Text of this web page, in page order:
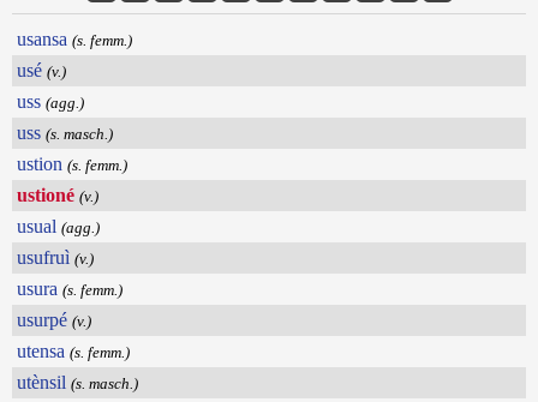
usansa (s. femm.)
usé (v.)
uss (agg.)
uss (s. masch.)
ustion (s. femm.)
ustioné (v.)
usual (agg.)
usufruì (v.)
usura (s. femm.)
usurpé (v.)
utensa (s. femm.)
utènsil (s. masch.)